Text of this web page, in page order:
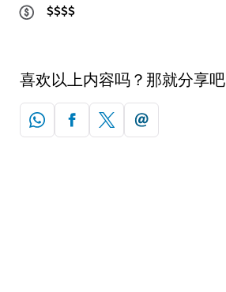
$$$$
喜欢以上内容吗？那就分享吧